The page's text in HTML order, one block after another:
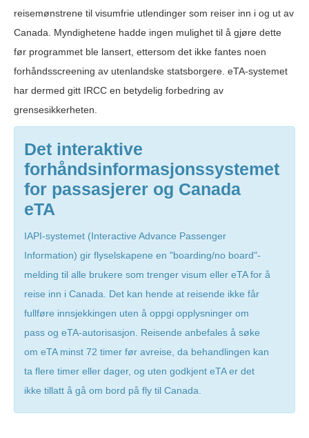
reisemønstrene til visumfrie utlendinger som reiser inn i og ut av
Canada. Myndighetene hadde ingen mulighet til å gjøre dette
før programmet ble lansert, ettersom det ikke fantes noen
forhåndsscreening av utenlandske statsborgere. eTA-systemet
har dermed gitt IRCC en betydelig forbedring av
grensesikkerheten.
Det interaktive
forhåndsinformasjonssystemet
for passasjerer og Canada
eTA
IAPI-systemet (Interactive Advance Passenger
Information) gir flyselskapene en "boarding/no board"-
melding til alle brukere som trenger visum eller eTA for å
reise inn i Canada. Det kan hende at reisende ikke får
fullføre innsjekkingen uten å oppgi opplysninger om
pass og eTA-autorisasjon. Reisende anbefales å søke
om eTA minst 72 timer før avreise, da behandlingen kan
ta flere timer eller dager, og uten godkjent eTA er det
ikke tillatt å gå om bord på fly til Canada.